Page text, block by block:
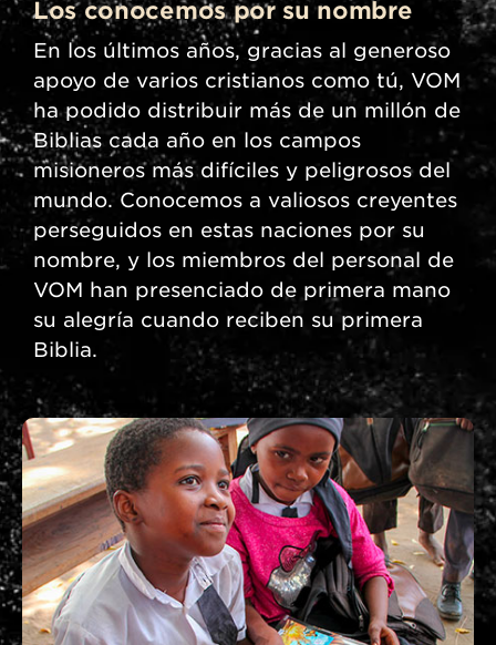
Los conocemos por su nombre
En los últimos años, gracias al generoso
apoyo de varios cristianos como tú, VOM
ha podido distribuir más de un millón de
Biblias cada año en los campos
misioneros más difíciles y peligrosos del
mundo. Conocemos a valiosos creyentes
perseguidos en estas naciones por su
nombre, y los miembros del personal de
VOM han presenciado de primera mano
su alegría cuando reciben su primera
Biblia.